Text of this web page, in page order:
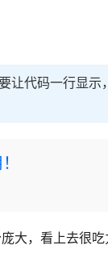
让代码一行显示，
大，看上去很吃